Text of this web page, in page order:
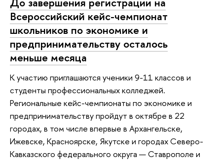
Всероссийский кейс-чемпионат
школьников по экономике и
предпринимательству осталось
меньше месяца
К участию приглашаются ученики 9-11 классов и
студенты профессиональных колледжей.
Региональные кейс-чемпионаты по экономике и
предпринимательству пройдут в октябре в 22
городах, в том числе впервые в Архангельске,
Ижевске, Красноярске, Якутске и городах Северо-
Кавказского федерального округа — Ставрополе и